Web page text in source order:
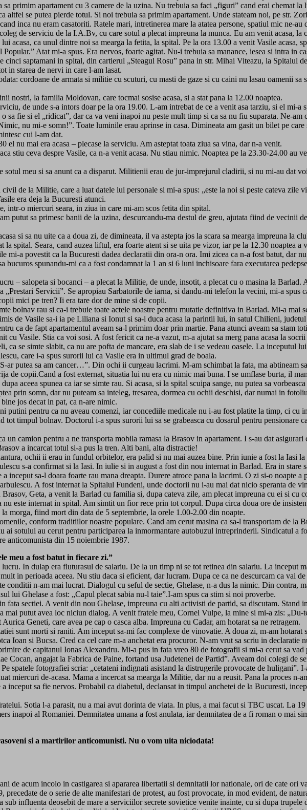
primim apartament cu 3 camere de la uzina. Nu trebuia sa faci „figuri” cand erai chemat
altfel se putea pierde totul. Si noi trebuia sa primim apartament. Unde stateam noi, pe str.
inca nu eram casatoriti. Ratele mari, intretinerea mare la atatea persone, spatiul mic ne-
de serviciu de la I.A.Bv, cu care sotul a plecat impreuna la munca. Eu am venit acasa,
acasa, ca unul dintre noi sa mearga la fetita, la spital. Pe la ora 13.00 a venit Vasile acasa,
Atat mi-a spus. Era nervos, foarte agitat. Nu-i trebuia sa manance, iesea si intra in
cinci saptamani in spital, din cartierul „Steagul Rosu” pana in str. Mihai Viteazu, la Spitalul
in starea de nervi in care l-am lasat.
cordoane de armata si militie cu scuturi, cu masti de gaze si cu caini nu lasau oamenii
nostri, la familia Moldovan, care tocmai sosise acasa, si a stat pana la 12.00 noaptea.
de unde s-a intors doar pe la ora 19.00. L-am intrebat de ce a venit asa tarziu, si el mi-a
sa fie si el „ridicat”, dar ca va veni inapoi nu peste mult timp si ca sa nu fiu suparata. Ne-
nu mi-e somn!”. Toate luminile erau aprinse in casa. Dimineata am gasit un bilet pe
cui l-am dat.
el nu mai era acasa – plecase la serviciu. Am asteptat toata ziua sa vina, dar n-a venit.
stiu ceva despre Vasile, ca n-a venit acasa. Nu stiau nimic. Noaptea pe la 23.30-24.00 au
meu si sa anunt ca a disparut. Militienii erau de jur-imprejurul cladirii, si nu mi-au dat
de la Militie, care a luat datele lui personale si mi-a spus: „este la noi si peste cateva zile
era deja la Bucuresti atunci.
intr-o miercuri seara, in ziua in care mi-am scos fetita din spital.
putut sa primesc banii de la uzina, descurcandu-ma destul de greu, ajutata fiind de vecinii
si sa nu uite ca a doua zi, de dimineata, il va astepta jos la scara sa mearga impreuna la
la spital. Seara, cand auzea liftul, era foarte atent si se uita pe vizor, iar pe la 12.30 noaptea
mi-a povestit ca la Bucuresti dadea declaratii din ora-n ora. Imi zicea ca n-a fost batut, dar
bucuros spunandu-mi ca a fost condamnat la 1 an si 6 luni inchisoare fara executarea
– salopeta si bocanci – a plecat la Militie, de unde, insotit, a plecat cu o masina la
„Prestari Servicii”. Se apropiau Sarbatorile de iarna, si dandu-mi telefon la vecini, mi-a spus
mici pe tren? Ii era tare dor de mine si de copii.
bolnav rau si ca-i trebuie toate actele noastre pentru mutatie definitiva in Barlad. Mi-a mai
de Vasile sa-i ia pe Liliana si Ionut si sa-i duca acasa la parintii lui, in satul Chilieni,
ca de fapt apartamentul aveam sa-l primim doar prin martie. Pana atunci aveam sa stam
cu Vasile. Stia ca voi sosi. A fost fericit ca ne-a vazut, m-a ajutat sa merg pana acasa la
ca se simte slabit, ca nu are pofta de mancare, era slab de i se vedeau oasele. La inceputul
care i-a spus surorii lui ca Vasile era in ultimul grad de boala.
ar putea sa am cancer…”. Din ochi ii curgeau lacrimi. M-am schimbat la fata, ma abtineam
de copii.Cand a fost externat, situatia lui nu era cu nimic mai buna. I se umflase burta, il
aceea spunea ca iar se simte rau. Si acasa, si la spital scuipa sange, nu putea sa
prin somn, dar nu puteam sa inteleg, tresarea, dormea cu ochii deschisi, dar numai in
jos decat in pat, ca n-are nimic.
putini pentru ca nu aveau comenzi, iar concediile medicale nu i-au fost platite la timp, ci cu
timpul bolnav. Doctorul i-a spus surorii lui sa se grabeasca cu dosarul pentru pensionare
un camion pentru a ne transporta mobila ramasa la Brasov in apartament. I s-au dat
a incarcat totul si-a pus la tren. Alti bani, alta distractie!
ochii ii erau in fundul orbitelor, era palid si nu mai auzea bine. Prin iunie a fost la Iasi
s-a confirmat si la Iasi. In iulie si in august a fost din nou internat in Barlad. Era in stare
inceput sa-l doara foarte rau mana dreapta. Durere atroce pana la lacrimi. O zi si-o noapte
A fost internat la Spitalul Fundeni, unde doctorii nu i-au mai dat nicio speranta de
Geta, a venit la Barlad cu familia si, dupa cateva zile, am plecat impreuna cu ei si
este internat in spital. Am simtit un fior rece prin tot corpul. Dupa circa doua ore de
morga, fiind mort din data de 5 septembrie, la orele 1.00-2.00 din noapte.
conform traditiilor noastre populare. Cand am cerut masina ca sa-l transportam de la
ai sotului au cerut pentru participarea la inmormantare autobuzul intreprinderii. Sindicatul a
anticomunista din 15 noiembrie 1987.
meu a fost batut in fiecare zi.”
In dulap era fluturasul de salariu. De la un timp ni se tot retinea din salariu. La inceput
in perioada aceea. Nu stiu daca si eficient, dar lucram. Dupa ce ca ne descurcam ca vai
conditii n-am mai lucrat. Dialogul cu seful de sectie, Ghelase, n-a dus la nimic. Din contra,
lui Ghelase a fost: „Capul plecat sabia nu-l taie”.I-am spus ca stim si noi proverbe.
fata sectiei. A venit din nou Ghelase, impreuna cu alti activisti de partid, sa discutam. Stand
mai putut avea loc niciun dialog. A venit fratele meu, Cornel Vulpe, la mine si mi-a zis:
Geneti, care avea pe cap o casca alba. Impreuna cu Cadar, am hotarat sa ne retragem.
sunt morti si raniti. Am inceput sa-mi fac complexe de vinovatie. A doua zi, m-am hotarat
Ioan si Bucsa. Cred ca cel care m-a anchetat era procuror. N-am vrut sa scriu in declaratie
de capitanul Ionas Alexandru. Mi-a pus in fata vreo 80 de fotografii si mi-a cerut sa
Cocan, angajat la Fabrica de Paine, fortand usa Judetenei de Partid”. Aveam doi colegi de
spatele fotografiei scria: „cetateni indignati asistand la distrugerile provocate de huligani”.
miercuri de-acasa. Mama a incercat sa mearga la Militie, dar nu a reusit. Pana la proces
inceput sa fie nervos. Probabil ca diabetul, declansat in timpul anchetei de la Bucuresti,
Sotia l-a parasit, nu a mai avut dorinta de viata. In plus, a mai facut si TBC uscat. La
inapoi al Romaniei. Demnitatea umana a fost anulata, iar demnitatea de a fi roman o mai
si a martirilor anticomunisti. Nu o vom uita niciodata!
de acum incolo in castigarea si apararea libertatii si demnitatii lor nationale, ori de cate ori
precedate de o serie de alte manifestari de protest, au fost provocate, in mod evident, de
influenta deosebit de mare a serviciilor secrete sovietice venite inainte, cu si dupa